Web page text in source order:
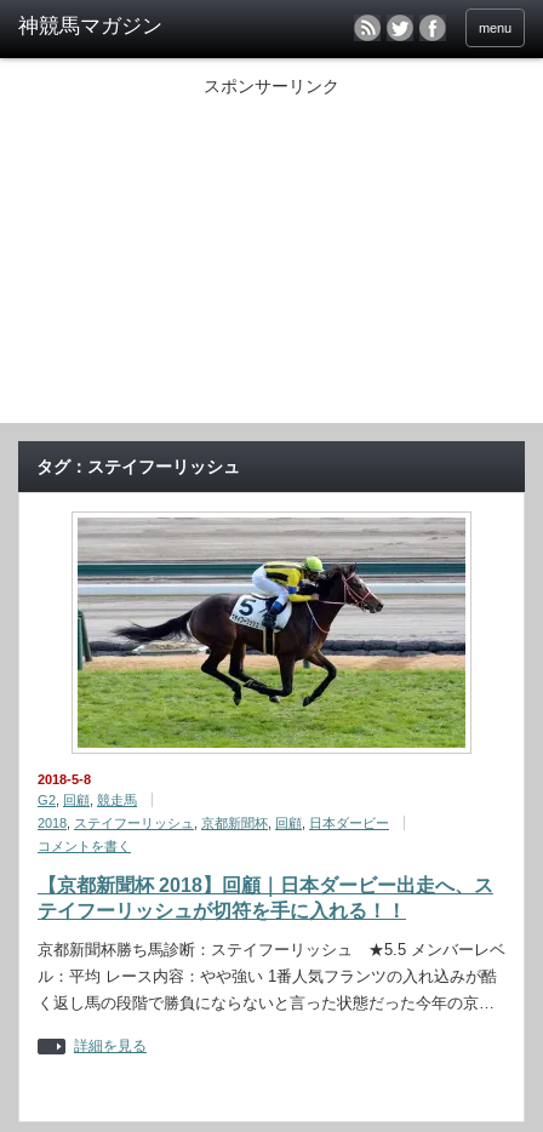
menu
スポンサーリンク
タグ：ステイフーリッシュ
2018-5-8
G2 回顧 競走馬
2018 ステイフーリッシュ 京都新聞杯 回顧 日本ダービー
コメントを書く
【京都新聞杯 2018】回顧｜日本ダービー出走へ、ス
テイフーリッシュが切符を手に入れる！！
京都新聞杯勝ち馬診断：ステイフーリッシュ ★5.5 メンバーレベ
ル：平均 レース内容：やや強い 1番人気フランツの入れ込みが酷
く返し馬の段階で勝負にならないと言った状態だった今年の京…
詳細を見る